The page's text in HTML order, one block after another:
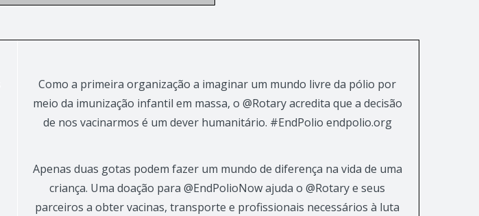
Como a primeira organização a imaginar um mundo livre da pólio por
meio da imunização infantil em massa, o @Rotary acredita que a decisão
de nos vacinarmos é um dever humanitário. #EndPolio endpolio.org
Apenas duas gotas podem fazer um mundo de diferença na vida de uma
criança. Uma doação para @EndPolioNow ajuda o @Rotary e seus
parceiros a obter vacinas, transporte e profissionais necessários à luta